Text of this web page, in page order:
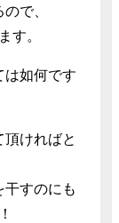
で、
す。
は如何です
ければと
干すのにも